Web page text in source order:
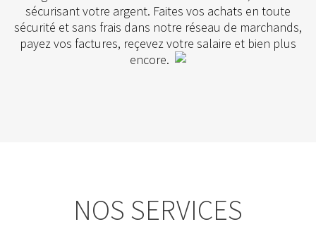
sécurisant votre argent. Faites vos achats en toute
sécurité et sans frais dans notre réseau de marchands,
payez vos factures, reçevez votre salaire et bien plus
encore.
NOS SERVICES